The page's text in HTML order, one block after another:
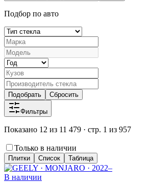
Подбор по авто
Подобрать Сбросить
Фильтры
Показано 12 из 11 479 · стр. 1 из 957
Только в наличии
Плитки Список Таблица
В наличии